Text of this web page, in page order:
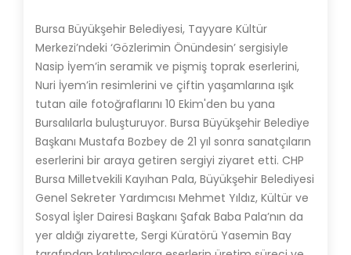
Bursa Büyükşehir Belediyesi, Tayyare Kültür
Merkezi’ndeki ‘Gözlerimin Önündesin’ sergisiyle
Nasip İyem’in seramik ve pişmiş toprak eserlerini,
Nuri İyem’in resimlerini ve çiftin yaşamlarına ışık
tutan aile fotoğraflarını 10 Ekim'den bu yana
Bursalılarla buluşturuyor. Bursa Büyükşehir Belediye
Başkanı Mustafa Bozbey de 21 yıl sonra sanatçıların
eserlerini bir araya getiren sergiyi ziyaret etti. CHP
Bursa Milletvekili Kayıhan Pala, Büyükşehir Belediyesi
Genel Sekreter Yardımcısı Mehmet Yıldız, Kültür ve
Sosyal İşler Dairesi Başkanı Şafak Baba Pala’nın da
yer aldığı ziyarette, Sergi Küratörü Yasemin Bay